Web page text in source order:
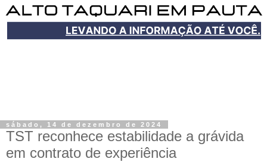
sábado, 14 de dezembro de 2024
TST reconhece estabilidade a grávida
em contrato de experiência